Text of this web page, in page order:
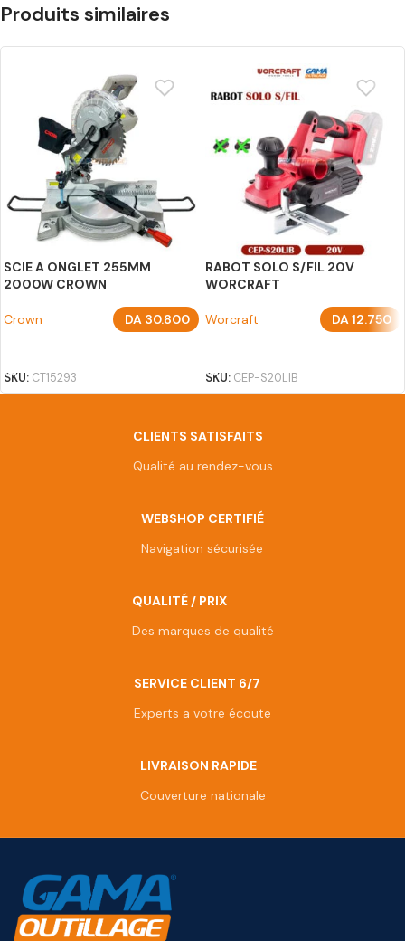
Produits similaires
SCIE A ONGLET 255MM
2000W CROWN
Crown DA 30.800
SKU: CT15293
RABOT SOLO S/FIL 20V
WORCRAFT
Worcraft DA12.750
SKU: CEP-S20LIB
CLIENTS SATISFAITS
Qualité au rendez-vous
WEBSHOP CERTIFIÉ
Navigation sécurisée
QUALITÉ / PRIX
Des marques de qualité
SERVICE CLIENT 6/7
Experts a votre écoute
LIVRAISON RAPIDE
Couverture nationale